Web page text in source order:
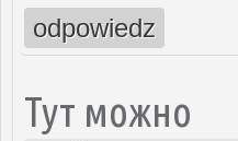
odpowiedz
Тут можно